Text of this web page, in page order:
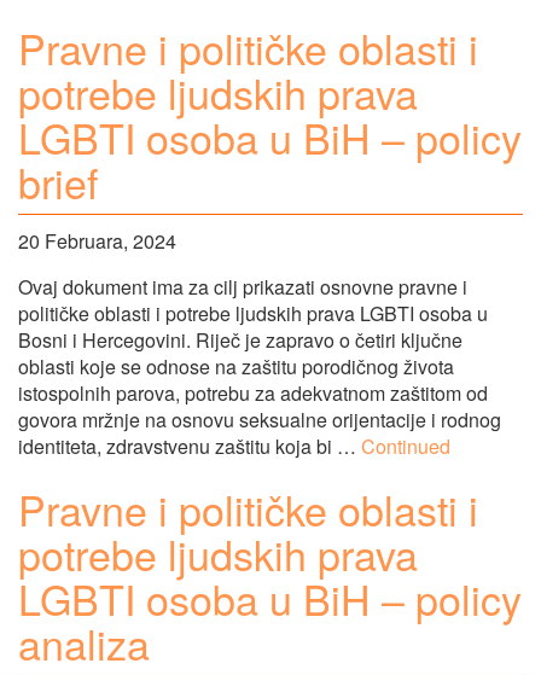
Pravne i političke oblasti i
potrebe ljudskih prava
LGBTI osoba u BiH – policy
brief
20 Februara, 2024
Ovaj dokument ima za cilj prikazati osnovne pravne i
političke oblasti i potrebe ljudskih prava LGBTI osoba u
Bosni i Hercegovini. Riječ je zapravo o četiri ključne
oblasti koje se odnose na zaštitu porodičnog života
istospolnih parova, potrebu za adekvatnom zaštitom od
govora mržnje na osnovu seksualne orijentacije i rodnog
identiteta, zdravstvenu zaštitu koja bi … Continued
Pravne i političke oblasti i
potrebe ljudskih prava
LGBTI osoba u BiH – policy
analiza